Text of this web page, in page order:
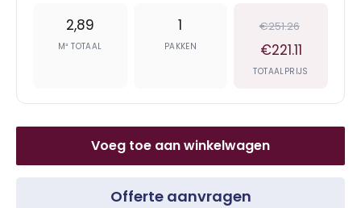
2,89
M² TOTAAL
1
PAKKEN
€251.26
€221.11
TOTAALPRIJS
Voeg toe aan winkelwagen
Offerte aanvragen